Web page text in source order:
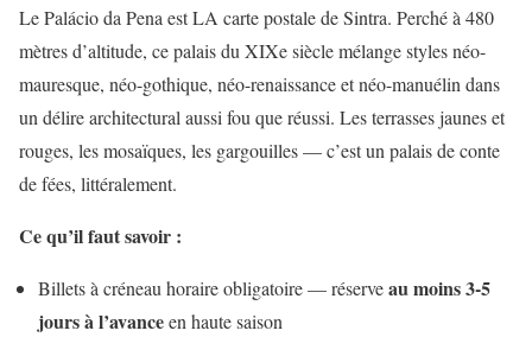
Le Palácio da Pena est LA carte postale de Sintra. Perché à 480
mètres d’altitude, ce palais du XIXe siècle mélange styles néo-
mauresque, néo-gothique, néo-renaissance et néo-manuélin dans
un délire architectural aussi fou que réussi. Les terrasses jaunes et
rouges, les mosaïques, les gargouilles — c’est un palais de conte
de fées, littéralement.
Ce qu’il faut savoir :
Billets à créneau horaire obligatoire — réserveau moins 3-5
jours à l’avanceen haute saison